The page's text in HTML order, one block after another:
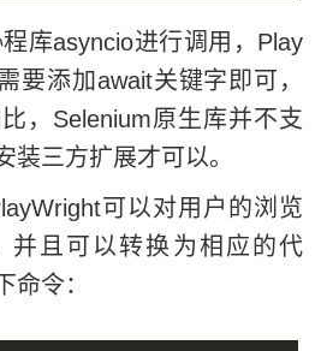
库asyncio进行调用，Play
要添加await关键字即可，
，Selenium原生库并不支
装三方扩展才可以。
可以对用户的浏览
并且可以转换为相应的代
命令：